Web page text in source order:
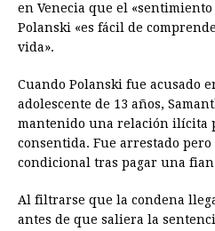
en Venecia que el
Polanski «es fácil de
vida».
Cuando Polanski fue acusado
adolescente de 13 años,
mantenido una relación ilícita
consentida. Fue arrestado
condicional tras pagar una
Al filtrarse que la condena
antes de que saliera la